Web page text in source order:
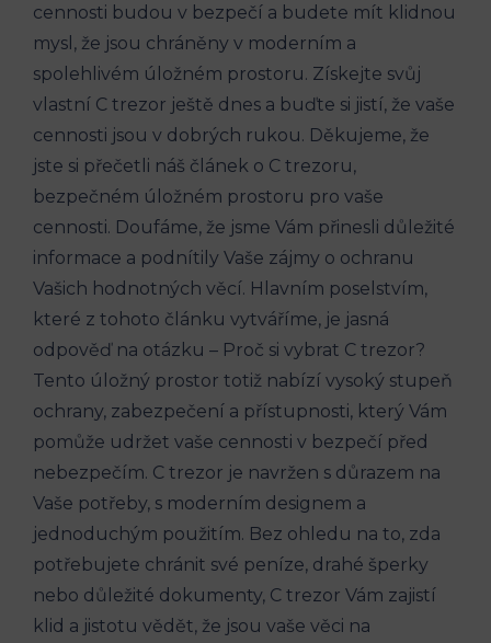
cennosti budou v bezpečí a budete mít klidnou
mysl, že jsou chráněny v moderním a
spolehlivém úložném prostoru. Získejte svůj
vlastní C trezor ještě dnes a buďte si jistí, že vaše
cennosti jsou v dobrých rukou. Děkujeme, že
jste si přečetli náš článek o C trezoru,
bezpečném úložném prostoru pro vaše
cennosti. Doufáme, že jsme Vám přinesli důležité
informace a podnítily Vaše zájmy o ochranu
Vašich hodnotných věcí. Hlavním poselstvím,
které z tohoto článku vytváříme, je jasná
odpověď na otázku – Proč si vybrat C trezor?
Tento úložný prostor totiž nabízí vysoký stupeň
ochrany, zabezpečení a přístupnosti, který Vám
pomůže udržet vaše cennosti v bezpečí před
nebezpečím. C trezor je navržen s důrazem na
Vaše potřeby, s moderním designem a
jednoduchým použitím. Bez ohledu na to, zda
potřebujete chránit své peníze, drahé šperky
nebo důležité dokumenty, C trezor Vám zajistí
klid a jistotu vědět, že jsou vaše věci na